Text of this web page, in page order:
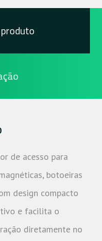
de acesso para
botoeiras
design compacto
e facilita o
diretamente no